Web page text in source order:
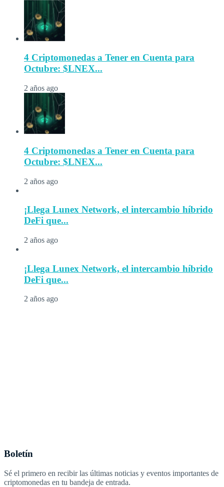
4 Criptomonedas a Tener en Cuenta para
Octubre: $LNEX...
2 años ago
4 Criptomonedas a Tener en Cuenta para
Octubre: $LNEX...
2 años ago
¡Llega Lunex Network, el intercambio híbrido
DeFi que...
2 años ago
¡Llega Lunex Network, el intercambio híbrido
DeFi que...
2 años ago
Boletín
Sé el primero en recibir las últimas noticias y eventos importantes de
criptomonedas en tu bandeja de entrada.